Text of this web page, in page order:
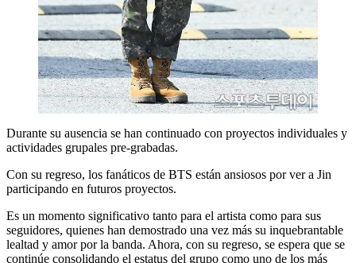
Durante su ausencia se han continuado con proyectos individuales y
actividades grupales pre-grabadas.
Con su regreso, los fanáticos de BTS están ansiosos por ver a Jin
participando en futuros proyectos.
Es un momento significativo tanto para el artista como para sus
seguidores, quienes han demostrado una vez más su inquebrantable
lealtad y amor por la banda. Ahora, con su regreso, se espera que se
continúe consolidando el estatus del grupo como uno de los más